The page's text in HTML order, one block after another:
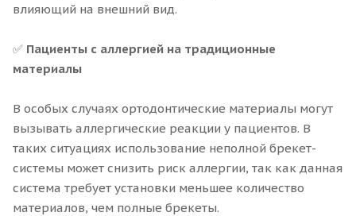
влияющий на внешний вид.
✅ Пациенты с аллергией на традиционные
материалы
В особых случаях ортодонтические материалы могут
вызывать аллергические реакции у пациентов. В
таких ситуациях использование неполной брекет-
системы может снизить риск аллергии, так как данная
система требует установки меньшее количество
материалов, чем полные брекеты.